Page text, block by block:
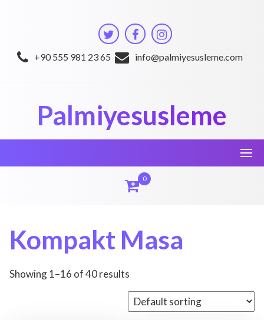
+90 555 981 23 65 info@palmiyesusleme.com
Palmiyesusleme
0
Kompakt Masa
Showing 1–16 of 40 results